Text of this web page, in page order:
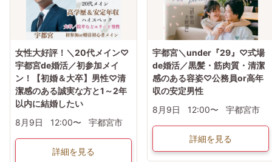
5～10分間のフリートーク
[ 席替えタイム ]
20:45[ マッチングカード記入 ]
[ マッチングカード封筒で配布 ]
[ マッチングカード発表なし ]
21:00[ パーティ終了・ご退室 ]
女性からの優先退出になります
【マッチングカード】
貴方に代わり良い印象だった方にマッチングコンカードをお渡し致します☆
【使い方】
【1】好印象の方の番号をお書き下さい(最大5枚出せます)
【2】名前･連絡先･メッセージをお書き下さい♪
【3】連絡先をお伝えする方法になるので積極的にご活用下さい♪
★気に入った方だけに自分の連絡先をカードで教えれます★
女性大好評！＼20代メイン♡
宇都宮de婚活／初参加メイ
ン！【初婚＆大卒】男性♡清
潔感のある誠実な方と1～2年
以内に結婚したい
8月9日
12:00〜 宇都宮市
詳細を見る
宇都宮＼under『29』♡式場
de婚活／黒髪・筋肉質・清潔
感のある容姿♡公務員or高年
収の安定男性
8月9日
12:00〜 宇都宮市
詳細を見る